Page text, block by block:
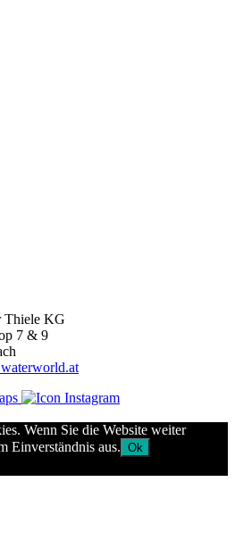
Thiele KG
7 & 9
Wenn Sie die Website weiter
Einverständnis aus. Ok